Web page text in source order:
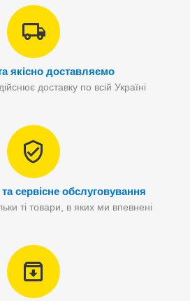
якісно доставляємо
доставку по всій Україні
та сервісне обслуговування
ті товари, в яких ми впевнені